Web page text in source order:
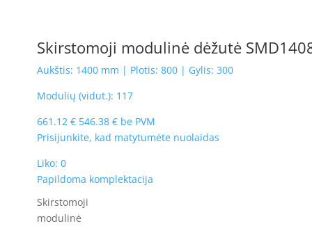
Skirstomoji modulinė dėžutė
Aukštis: 1400 mm | Plotis: 800 | Gylis: 300
Modulių (vidut.): 117
661.12 € 546.38 € be PVM
Prisijunkite, kad matytumėte nuolaidas
Liko: 0
Papildoma komplektacija
Skirstomoji
modulinė